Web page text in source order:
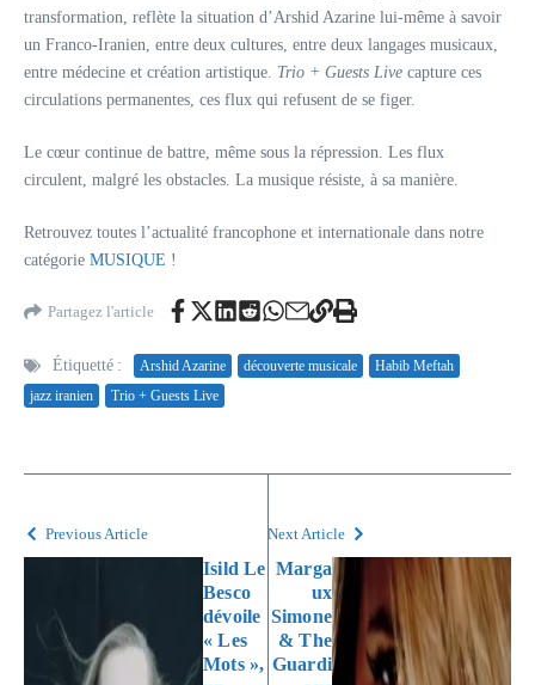
transformation, reflète la situation d’Arshid Azarine lui-même à savoir
un Franco-Iranien, entre deux cultures, entre deux langages musicaux,
entre médecine et création artistique. Trio + Guests Live capture ces
circulations permanentes, ces flux qui refusent de se figer.
Le cœur continue de battre, même sous la répression. Les flux
circulent, malgré les obstacles. La musique résiste, à sa manière.
Retrouvez toutes l’actualité francophone et internationale dans notre
catégorie MUSIQUE !
Partagez l'article
Étiquetté : Arshid Azarine découverte musicale
Habib Meftah
jazz iranien
Trio + Guests Live
Previous Article
Isild Le
Besco
dévoile
« Les
Mots »,
Next Article
Marga
ux
Simone
& The
Guardi